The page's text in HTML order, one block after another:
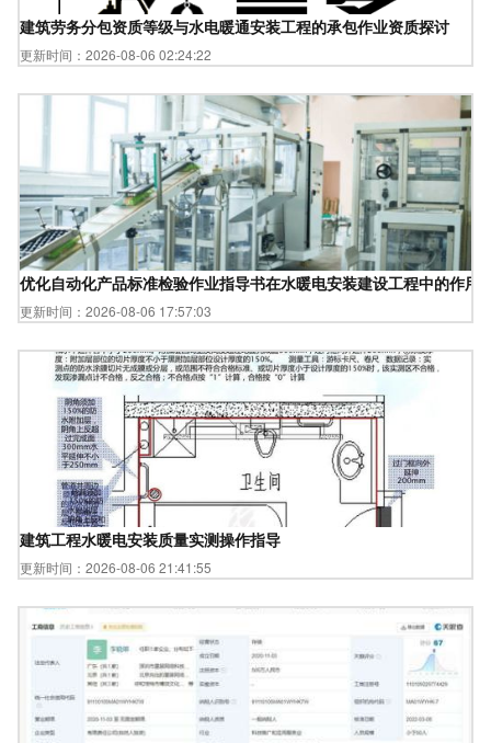
建筑劳务分包资质等级与水电暖通安装工程的承包作业资质探讨
更新时间：2026-08-06 02:24:22
优化自动化产品标准检验作业指导书在水暖电安装建设工程中的作用
更新时间：2026-08-06 17:57:03
建筑工程水暖电安装质量实测操作指导
更新时间：2026-08-06 21:41:55